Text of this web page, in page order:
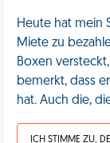
Heute hat mein
Miete zu
Boxen
bemerkt, dass
hat. Auch die,